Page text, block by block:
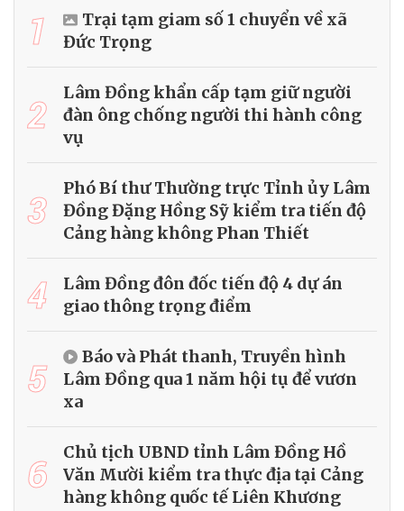
1
Trại tạm giam số 1 chuyển về xã
Đức Trọng
2
Lâm Đồng khẩn cấp tạm giữ người
đàn ông chống người thi hành công
vụ
3
Phó Bí thư Thường trực Tỉnh ủy Lâm
Đồng Đặng Hồng Sỹ kiểm tra tiến độ
Cảng hàng không Phan Thiết
4
Lâm Đồng đôn đốc tiến độ 4 dự án
giao thông trọng điểm
5
Báo và Phát thanh, Truyền hình
Lâm Đồng qua 1 năm hội tụ để vươn
xa
6
Chủ tịch UBND tỉnh Lâm Đồng Hồ
Văn Mười kiểm tra thực địa tại Cảng
hàng không quốc tế Liên Khương